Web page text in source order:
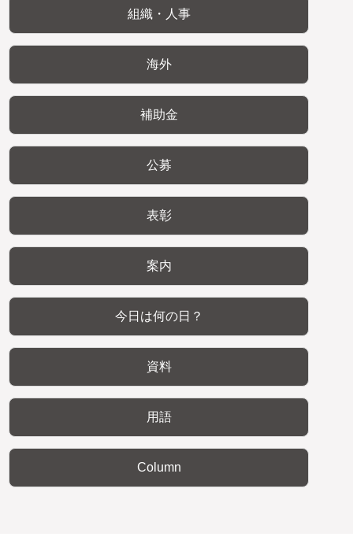
組織・人事
海外
補助金
公募
表彰
案内
今日は何の日？
資料
用語
Column